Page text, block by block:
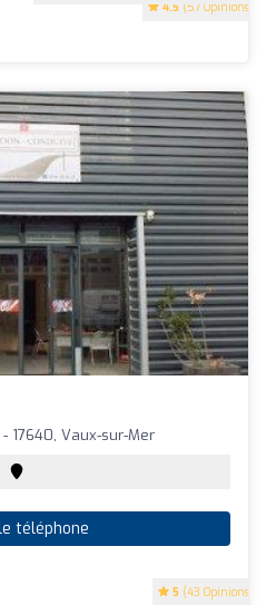
4.5 (57 Opinions)
5 (43 Opinions)
17640, Vaux-sur-Mer
téléphone